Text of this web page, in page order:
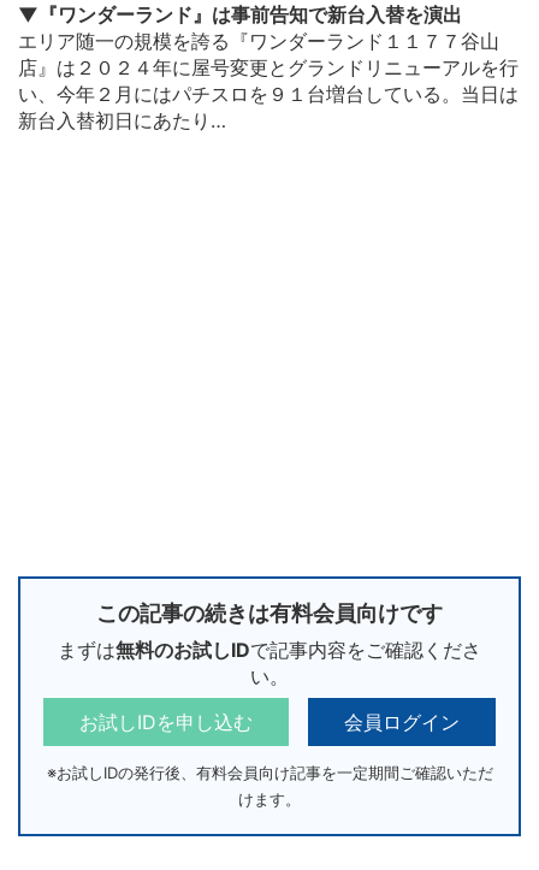
▼『ワンダーランド』は事前告知で新台入替を演出
エリア随一の規模を誇る『ワンダーランド１１７７谷山
店』は２０２４年に屋号変更とグランドリニューアルを行
い、今年２月にはパチスロを９１台増台している。当日は
新台入替初日にあたり…
この記事の続きは有料会員向けです
まずは無料のお試しIDで記事内容をご確認くださ
い。
お試しIDを申し込む
会員ログイン
※お試しIDの発行後、有料会員向け記事を一定期間ご確認いただ
けます。